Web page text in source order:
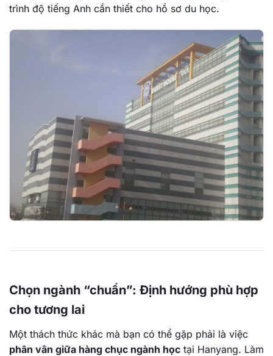
trình độ tiếng Anh cần thiết cho hồ sơ du học.
Chọn ngành “chuẩn”: Định hướng phù hợp
cho tương lai
Một thách thức khác mà bạn có thể gặp phải là việc
phân vân giữa hàng chục ngành học tại Hanyang. Làm